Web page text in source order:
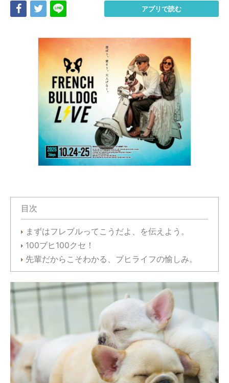
Share Tweet アプリで読む
目次
まずはフレブルってこうだよ、を伝えよう。
100ブヒ100クセ！
先輩だからこそわかる、ブヒライフの愉しみ。